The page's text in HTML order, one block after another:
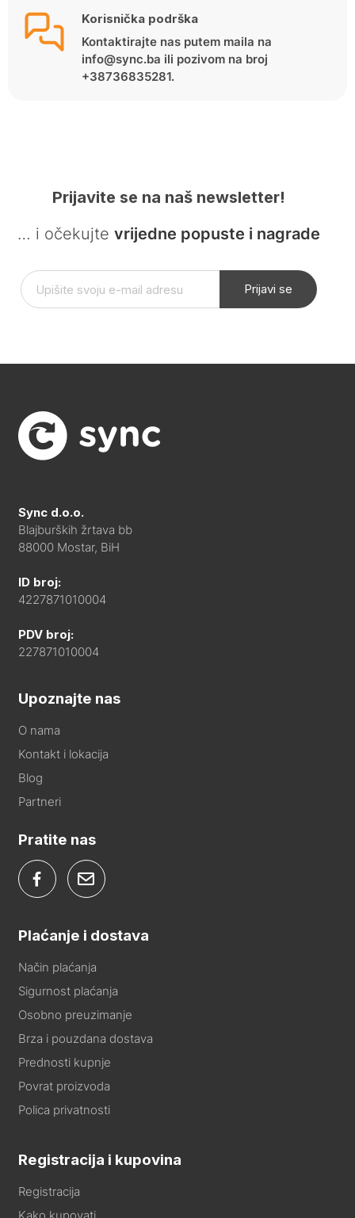
Korisnička podrška
Kontaktirajte nas putem maila na
info@sync.ba ili pozivom na broj
+38736835281.
Prijavite se na naš newsletter!
… i očekujte vrijedne popuste i nagrade
Prijavi se
Sync d.o.o.
Blajburških žrtava bb
88000 Mostar, BiH
ID broj:
4227871010004
PDV broj:
227871010004
Upoznajte nas
O nama
Kontakt i lokacija
Blog
Partneri
Pratite nas
Plaćanje i dostava
Način plaćanja
Sigurnost plaćanja
Osobno preuzimanje
Brza i pouzdana dostava
Prednosti kupnje
Povrat proizvoda
Polica privatnosti
Registracija i kupovina
Registracija